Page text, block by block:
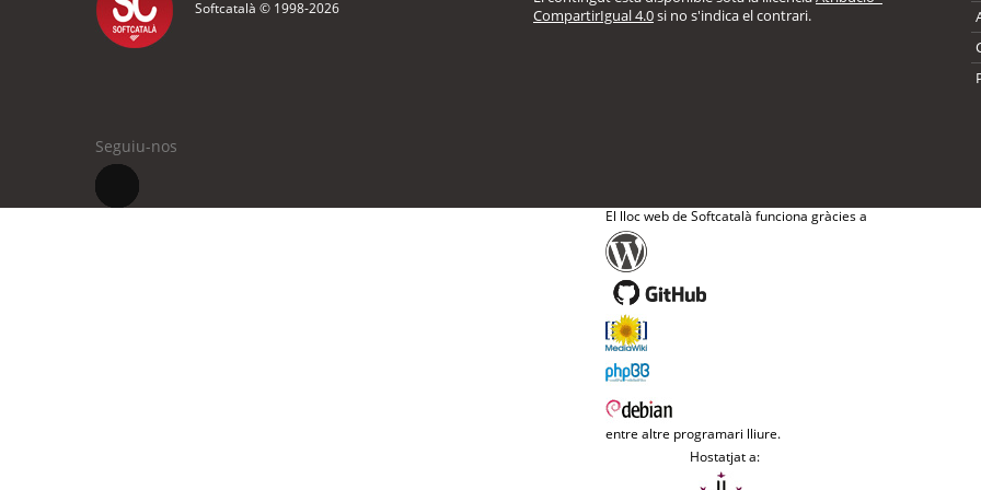
Softcatalà © 1998-2026
CompartirIgual 4.0si no s'indica el contrari.
Seguiu-nos
El lloc web de Softcatalà funciona gràcies a
entre altre programari lliure.
Hostatjat a: